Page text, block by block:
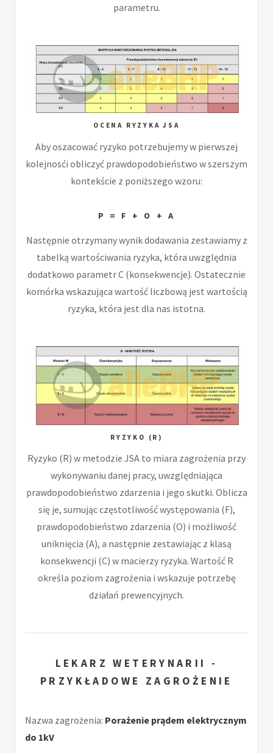
parametru.
OCENA RYZYKA JSA
Aby oszacować ryzyko potrzebujemy w pierwszej
kolejnosći obliczyć prawdopodobieństwo w szerszym
kontekście z poniższego wzoru:
P = F + O + A
Następnie otrzymany wynik dodawania zestawiamy z
tabelką wartościwania ryzyka, która uwzględnia
dodatkowo parametr C (konsekwencje). Ostatecznie
komórka wskazująca wartość liczbową jest wartością
ryzyka, która jest dla nas istotna.
RYZYKO (R)
Ryzyko (R) w metodzie JSA to miara zagrożenia przy
wykonywaniu danej pracy, uwzględniająca
prawdopodobieństwo zdarzenia i jego skutki. Oblicza
się je, sumując częstotliwość występowania (F),
prawdopodobieństwo zdarzenia (O) i możliwość
uniknięcia (A), a następnie zestawiając z klasą
konsekwencji (C) w macierzy ryzyka. Wartość R
określa poziom zagrożenia i wskazuje potrzebę
działań prewencyjnych.
LEKARZ WETERYNARII -
PRZYKŁADOWE ZAGROŻENIE
Nazwa zagrożenia: Porażenie prądem elektrycznym
do 1kV